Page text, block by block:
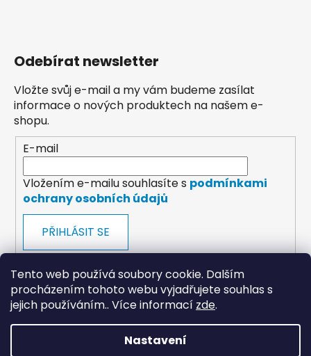
Tento web používá soubory cookie. Dalším
procházením tohoto webu vyjadřujete souhlas s
jejich používáním.. Více informací zde.
Nastavení
Odebírat newsletter
Vložte svůj e-mail a my vám budeme zasílat
informace o nových produktech na našem e-
shopu.
E-mail
Vložením e-mailu souhlasíte s podmínkami
ochrany osobních údajů
PŘIHLÁSIT SE
payments